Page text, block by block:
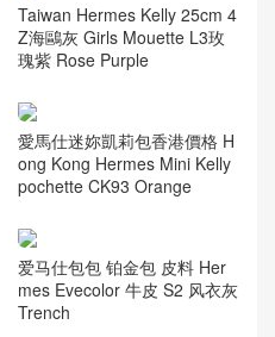
Taiwan Hermes Kelly 25cm 4
Z海鷗灰 Girls Mouette L3玫
瑰紫 Rose Purple
愛馬仕迷妳凱莉包香港價格 H
ong Kong Hermes Mini Kelly
pochette CK93 Orange
爱马仕包包 铂金包 皮料 Her
mes Evecolor 牛皮 S2 风衣灰
Trench